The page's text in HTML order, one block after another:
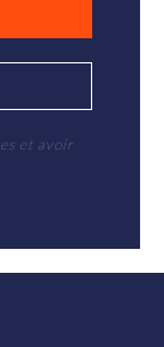
et avoir